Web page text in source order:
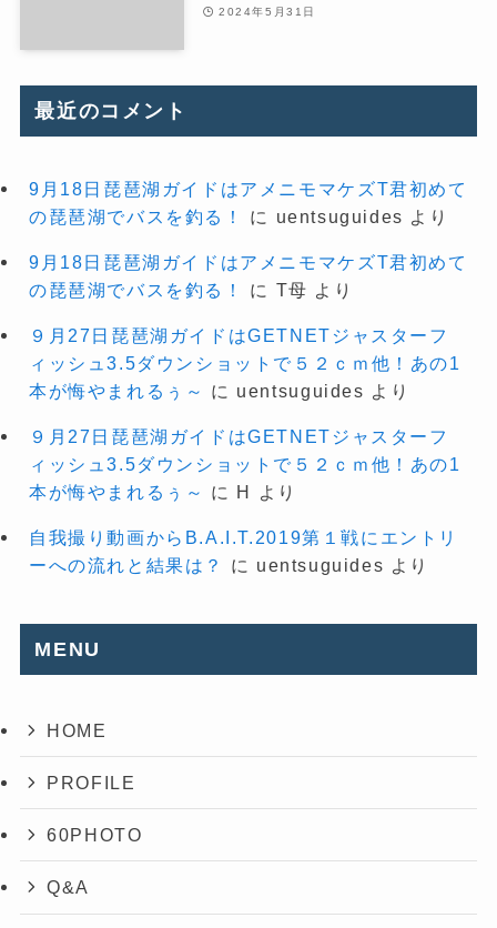
2024年5月31日
最近のコメント
9月18日琵琶湖ガイドはアメニモマケズT君初めて
の琵琶湖でバスを釣る！
に uentsuguides より
9月18日琵琶湖ガイドはアメニモマケズT君初めて
の琵琶湖でバスを釣る！
に T母 より
９月27日琵琶湖ガイドはGETNETジャスターフ
ィッシュ3.5ダウンショットで５２ｃｍ他！あの1
本が悔やまれるぅ～
に uentsuguides より
９月27日琵琶湖ガイドはGETNETジャスターフ
ィッシュ3.5ダウンショットで５２ｃｍ他！あの1
本が悔やまれるぅ～
に H より
自我撮り動画からB.A.I.T.2019第１戦にエントリ
ーへの流れと結果は？
に uentsuguides より
MENU
HOME
PROFILE
60PHOTO
Q&A